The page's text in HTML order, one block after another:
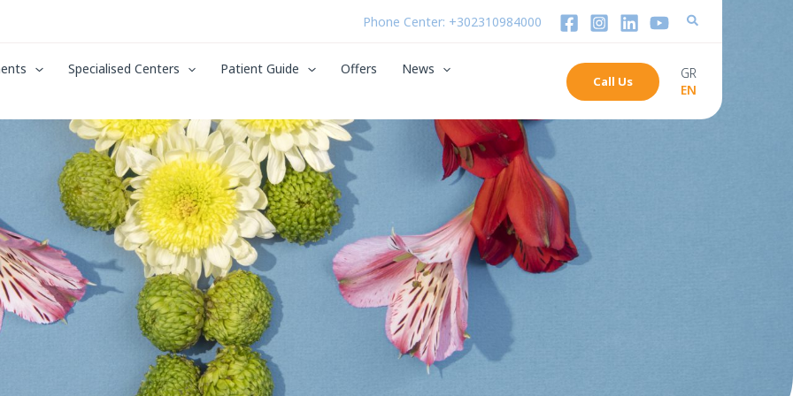
Phone Center: +302310984000
Specialised Centers Patient Guide Offers
News
Call Us
GR
EN